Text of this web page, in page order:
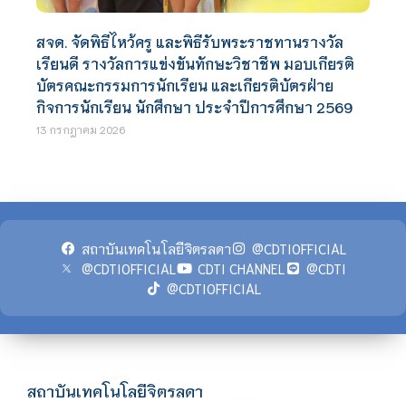
สจด. จัดพิธีไหว้ครู และพิธีรับพระราชทานรางวัล
เรียนดี รางวัลการแข่งขันทักษะวิชาชีพ มอบเกียรติ
บัตรคณะกรรมการนักเรียน และเกียรติบัตรฝ่าย
กิจการนักเรียน นักศึกษา ประจำปีการศึกษา 2569
13 กรกฎาคม 2026
สถาบันเทคโนโลยีจิตรลดา
@CDTIOFFICIAL
@CDTIOFFICIAL
CDTI CHANNEL
@CDTI
@CDTIOFFICIAL
สถาบันเทคโนโลยีจิตรลดา